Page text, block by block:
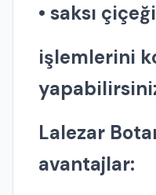
• saksı
işlemlerini
Lalezar
avantajlar: